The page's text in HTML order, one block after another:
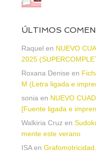
ÚLTIMOS
Raquel en NUEVO
2025
Roxana Denise en
M (Letra ligada e
sonia en NUEVO
[Fuente ligada e
Walkiria Cruz en
mente este verano
ISAen